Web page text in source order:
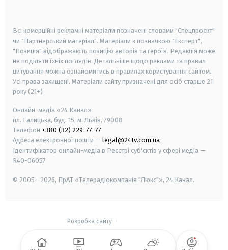
Всі комерційні рекламні матеріали позначені словами "Спецпроєкт"
чи "Партнерський матеріал". Матеріали з позначкою "Експерт",
"Позиція" відображають позицію авторів та героїв. Редакція може
не поділяти їхніх поглядів. Детальніше щодо реклами та правил
цитування можна ознайомитись в правилах користування сайтом.
Усі права захищені. Матеріали сайту призначені для осіб старше 21
року (21+)
Онлайн-медіа «24 Канал»
пл. Галицька, буд. 15, м. Львів, 79008
Телефон +380 (32) 229-77-77
Адреса електронної пошти — legal@24tv.com.ua
Ідентифікатор онлайн-медіа в Реєстрі суб'єктів у сфері медіа —
R40-06057
© 2005—2026, ПрАТ «Телерадіокомпанія "Люкс"», 24 Канал.
Розробка сайту-